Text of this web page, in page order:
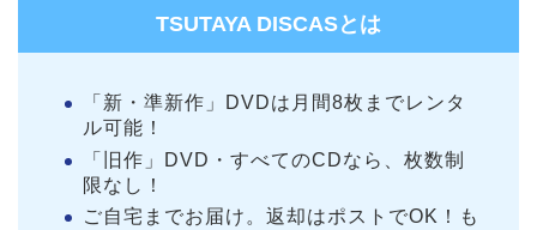
TSUTAYA DISCASとは
「新・準新作」DVDは月間8枚までレンタ
ル可能！
「旧作」DVD・すべてのCDなら、枚数制
限なし！
ご自宅までお届け。返却はポストでOK！も